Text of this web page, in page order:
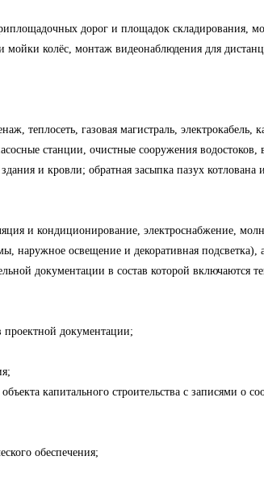
дорог и площадок складирования,
колёс, монтаж видеонаблюдения для
теплосеть, газовая магистраль,
станции, очистные сооружения
и кровли; обратная засыпка пазух
и кондиционирование, электроснабжение,
наружное освещение и декоративная
документации в состав которой включаются
проектной документации;
капитального строительства с записями о
обеспечения;